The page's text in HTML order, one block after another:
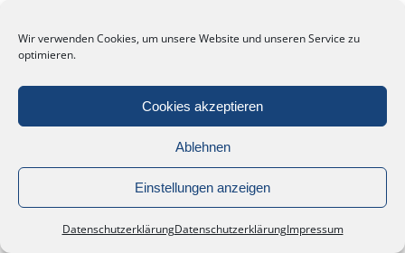
Wir verwenden Cookies, um unsere Website und unseren Service zu
optimieren.
Cookies akzeptieren
Ablehnen
Einstellungen anzeigen
DatenschutzerklärungDatenschutzerklärungImpressum